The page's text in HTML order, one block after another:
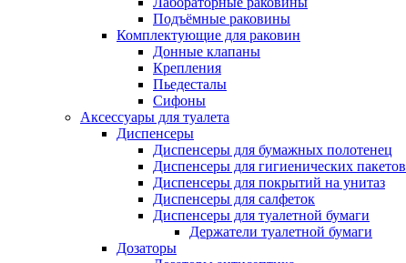
Подъёмные раковины
Комплектующие для раковин
Донные клапаны
Крепления
Пьедесталы
Сифоны
Аксессуары для туалета
Диспенсеры
Диспенсеры для бумажных полотенец
Диспенсеры для гигиенических пакетов
Диспенсеры для покрытий на унитаз
Диспенсеры для салфеток
Диспенсеры для туалетной бумаги
Держатели туалетной бумаги
Дозаторы